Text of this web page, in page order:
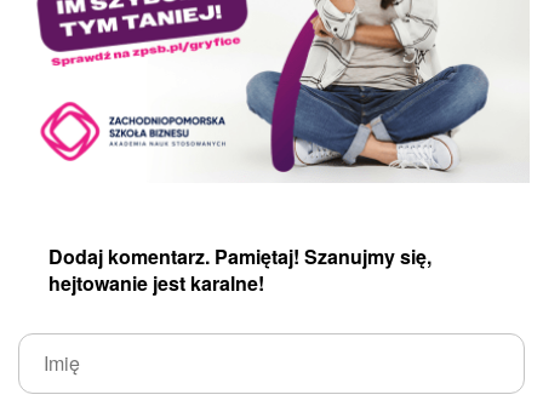
Dodaj komentarz. Pamiętaj! Szanujmy się,
hejtowanie jest karalne!